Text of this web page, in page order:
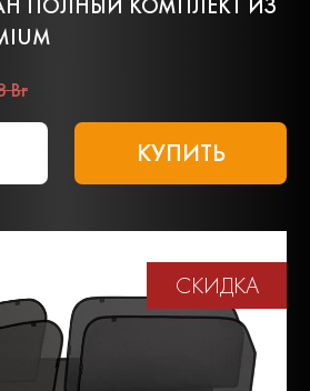
ПОЛНЫЙ КОМПЛЕКТ ИЗ
Br
КУПИТЬ
СКИДКА